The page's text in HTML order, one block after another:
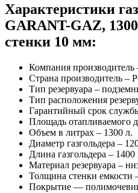
Характеристики
GARANT-GAZ,
стенки 10 мм:
Компания
Страна производитель –
Тип резервуара –
Тип расположения
Гарантийный срок
Площадь отапливаемого
Объем в литрах – 1300 л.
Диаметр газгольдера –
Длина газгольдера –
Материал резервуара –
Толщина стенки емкости
Покрытие —